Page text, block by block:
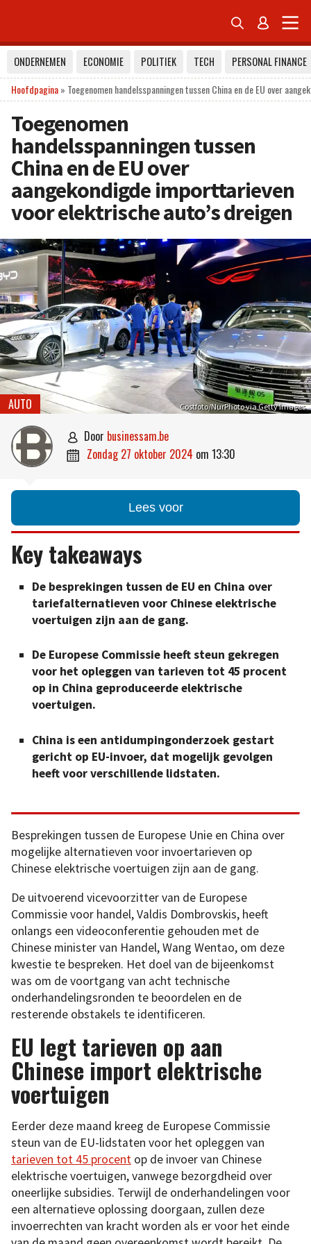
 
ONDERNEMEN ECONOMIE POLITIEK TECH
PERSONAL FINANCE
Hoofdpagina» Toegenomen handelsspanningen tussen China en de EU over
Toegenomen
handelsspanningen tussen
China en de EU over
aangekondigde importtarieven
voor elektrische auto’s dreigen
Costfoto/NurPhoto via Getty Images
AUTO
 door businessam.be
 zondag 27 oktober 2024 om 13:30
Lees voor
Key takeaways
De besprekingen tussen de EU en China over
tariefalternatieven voor Chinese elektrische
voertuigen zijn aan de gang.
De Europese Commissie heeft steun gekregen
voor het opleggen van tarieven tot 45 procent
op in China geproduceerde elektrische
voertuigen.
China is een antidumpingonderzoek gestart
gericht op EU-invoer, dat mogelijk gevolgen
heeft voor verschillende lidstaten.
Besprekingen tussen de Europese Unie en China over
mogelijke alternatieven voor invoertarieven op
Chinese elektrische voertuigen zijn aan de gang.
De uitvoerend vicevoorzitter van de Europese
Commissie voor handel, Valdis Dombrovskis, heeft
onlangs een videoconferentie gehouden met de
Chinese minister van Handel, Wang Wentao, om deze
kwestie te bespreken. Het doel van de bijeenkomst
was om de voortgang van acht technische
onderhandelingsronden te beoordelen en de
resterende obstakels te identificeren.
EU legt tarieven op aan
Chinese import elektrische
voertuigen
Eerder deze maand kreeg de Europese Commissie
steun van de EU-lidstaten voor het opleggen van
tarieven tot 45 procent op de invoer van Chinese
elektrische voertuigen, vanwege bezorgdheid over
oneerlijke subsidies. Terwijl de onderhandelingen voor
een alternatieve oplossing doorgaan, zullen deze
invoerrechten van kracht worden als er voor het einde